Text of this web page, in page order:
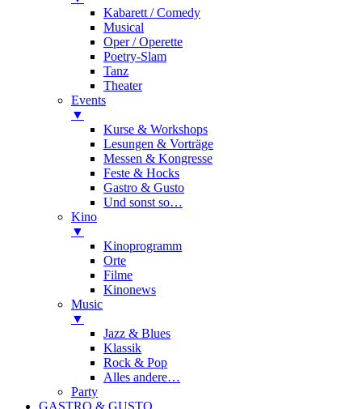
Kabarett / Comedy
Musical
Oper / Operette
Poetry-Slam
Tanz
Theater
Events
▼
Kurse & Workshops
Lesungen & Vorträge
Messen & Kongresse
Feste & Hocks
Gastro & Gusto
Und sonst so…
Kino
▼
Kinoprogramm
Orte
Filme
Kinonews
Music
▼
Jazz & Blues
Klassik
Rock & Pop
Alles andere…
Party
GASTRO & GUSTO